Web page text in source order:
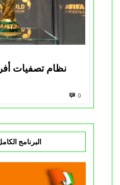
نظام تصفيات
0
البرنامج الكامل